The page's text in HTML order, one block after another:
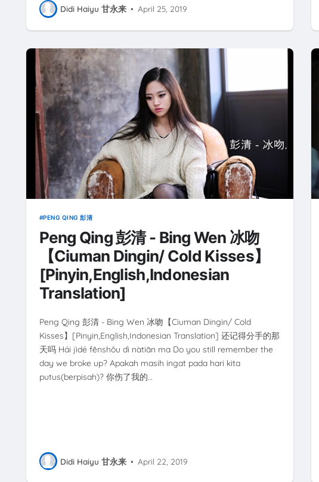
Didi Haiyu 甘永来 • April 25, 2019
PENG QING 彭清
Peng Qing 彭清 - Bing Wen 冰吻
【Ciuman Dingin/ Cold Kisses】
[Pinyin,English,Indonesian
Translation]
Peng Qing 彭清 - Bing Wen 冰吻【Ciuman Dingin/ Cold
Kisses】[Pinyin,English,Indonesian Translation] 还记得分手的那
天吗 Hái jìdé fēnshǒu dì nàtiān ma Do you still remember the
day we broke up? Apakah masih ingat pada hari kita
putus(berpisah)? 你伤了我的…
Didi Haiyu 甘永来 • April 22, 2019